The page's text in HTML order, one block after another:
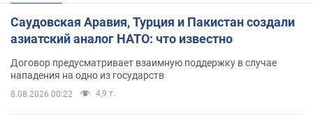
Саудовская Аравия, Турция и Пакистан создали
азиатский аналог НАТО: что известно
Договор предусматривает взаимную поддержку в случае
нападения на одно из государств
8.08.2026 00:22 4,9 т.